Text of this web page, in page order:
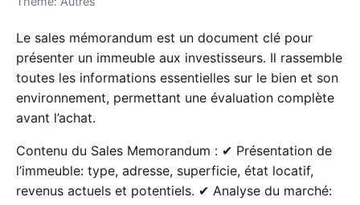
Le sales mémorandum est un document clé pour
présenter un immeuble aux investisseurs. Il rassemble
toutes les informations essentielles sur le bien et son
environnement, permettant une évaluation complète
avant l’achat.
Contenu du Sales Memorandum : ✔ Présentation de
l’immeuble: type, adresse, superficie, état locatif,
revenus actuels et potentiels. ✔ Analyse du marché: